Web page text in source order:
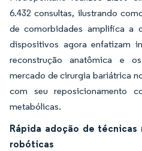
6.432 consultas, ilustrando
de comorbidades amplifica a
dispositivos agora enfatizam
reconstrução anatômica e
mercado de cirurgia bariátrica
com seu reposicionamento
metabólicas.
Rápida adoção de técnicas
robóticas